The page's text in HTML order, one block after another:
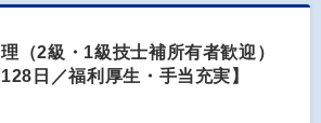
（2級・1級技士補所有者歓迎）
日／福利厚生・手当充実】